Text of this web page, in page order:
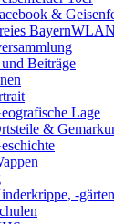
&
BayernWLAN
und Beiträge
Lage
&
-